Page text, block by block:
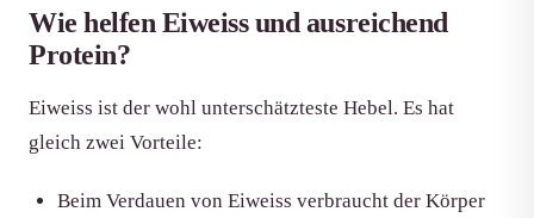
Wie helfen Eiweiss und ausreichend
Protein?
Eiweiss ist der wohl unterschätzteste Hebel. Es hat
gleich zwei Vorteile:
Beim Verdauen von Eiweiss verbraucht der Körper